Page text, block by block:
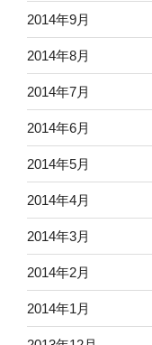
2014年9月
2014年8月
2014年7月
2014年6月
2014年5月
2014年4月
2014年3月
2014年2月
2014年1月